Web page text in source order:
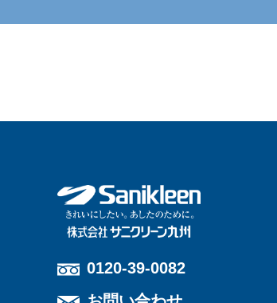
0120-39-0082